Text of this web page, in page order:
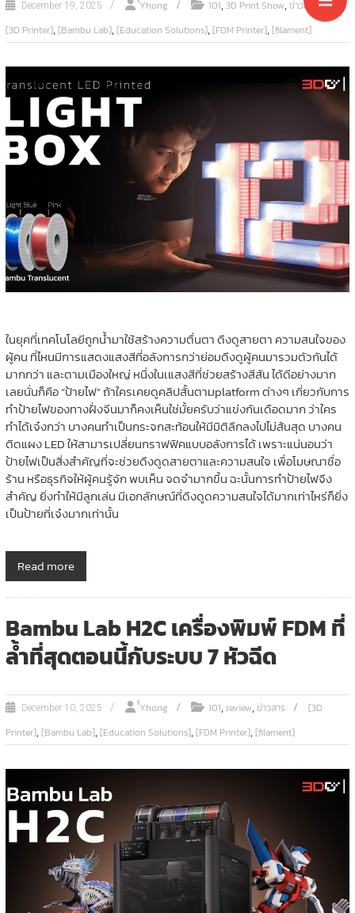
December 19, 2025 ํํYhong 101,3D Print Show,ข่าวสาร
[3D Printer],[Bambu Lab],[Education Solutions],[FDM Printer],[filament]
ในยุคที่เทคโนโลยีถูกน้ำมาใช้สร้างความตื่นตา ดึงดูสายตา ความสนใจของ
ผู้คน ที่ไหนมีการแสดงแสงสีที่อลังการกว่าย่อมดึงดูผู้คนมารวมตัวกันได้
มากกว่า และตามเมืองใหญ่ หนึ่งในเแสงสีที่ช่วยสร้างสีสัน ได้ดีอย่างมาก
เลยนั่นก็คือ “ป้ายไฟ” ถ้าใครเคยดูคลิปสั้นตามplatform ต่างๆ เกี่ยวกับการ
ทำป้ายไฟของทางฝั่งจีนมาก็คงเห็นใช่มั้ยครับว่าแข่งกันเดือดมาก ว่าใคร
ทำได้เจ๋งกว่า บางคนทำเป็นกระจกสะท้อนให้มีมิติลึกลงไปไม่ส้นสุด บางคน
ติดแผง LED ให้สามารเปลี่ยนกราฟฟิคแบบอลังการได้ เพราะแน่นอนว่า
ป้ายไฟเป็นสิ่งสำคัญที่จะช่วยดึงดูดสายตาและความสนใจ เพื่อโมษณาชื่อ
ร้าน หรือธุรกิจให้ผู้คนรู้จัก พบเห็น จดจำมากขึ้น ฉะนั้นการทำป้ายไฟจึง
สำคัญ ยิ่งทำให้มีลูกเล่น มีเอกลักษณ์ที่ดึงดูดความสนใจได้มากเท่าไหร่ก็ยิ่ง
เป็นป้ายที่เจ๋งมากเท่านั้น
Read more
Bambu Lab H2C เครื่องพิมพ์ FDM ที่
ล้ำที่สุดตอนนี้กับระบบ 7 หัวฉีด
December 10, 2025 ํํYhong 101, review,ข่าวสาร
[3D
Printer],[Bambu Lab],[Education Solutions],[FDM Printer],[filament]